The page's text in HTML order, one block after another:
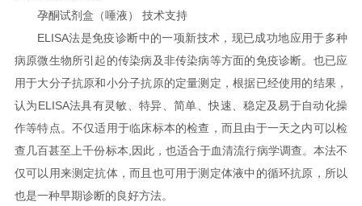
孕酮试剂盒（唾液） 技术支持
ELISA法是免疫诊断中的一项新技术，现已成功地应用于多种
病原微生物所引起的传染病及非传染病等方面的免疫诊断。也已应
用于大分子抗原和小分子抗原的定量测定，根据已经使用的结果，
认为ELISA法具有灵敏、特异、简单、快速、稳定及易于自动化操
作等特点。不仅适用于临床标本的检查，而且由于一天之内可以检
查几百甚至上千份标本,因此，也适合于血清流行病学调查。本法不
仅可以用来测定抗体，而且也可用于测定体液中的循环抗原，所以
也是一种早期诊断的良好方法。